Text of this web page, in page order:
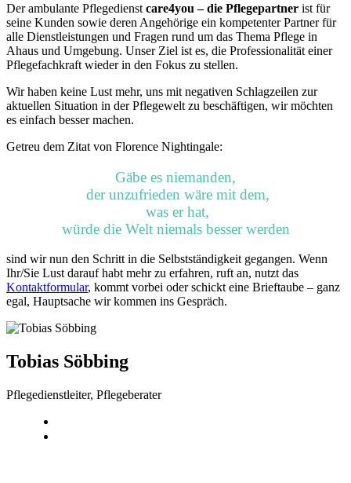
Der ambulante Pflegedienst care4you – die Pflegepartner ist für
seine Kunden sowie deren Angehörige ein kompetenter Partner für
alle Dienstleistungen und Fragen rund um das Thema Pflege in
Ahaus und Umgebung. Unser Ziel ist es, die Professionalität einer
Pflegefachkraft wieder in den Fokus zu stellen.
Wir haben keine Lust mehr, uns mit negativen Schlagzeilen zur
aktuellen Situation in der Pflegewelt zu beschäftigen, wir möchten
es einfach besser machen.
Getreu dem Zitat von Florence Nightingale:
Gäbe es niemanden,
der unzufrieden wäre mit dem,
was er hat,
würde die Welt niemals besser werden
sind wir nun den Schritt in die Selbstständigkeit gegangen. Wenn
Ihr/Sie Lust darauf habt mehr zu erfahren, ruft an, nutzt das
Kontaktformular, kommt vorbei oder schickt eine Brieftaube – ganz
egal, Hauptsache wir kommen ins Gespräch.
Tobias Söbbing
Pflegedienstleiter, Pflegeberater